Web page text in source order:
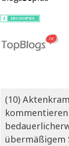
(10)
übermäßigem